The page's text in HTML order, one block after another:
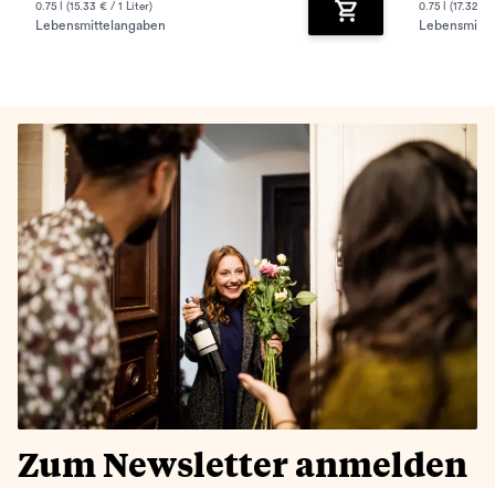
0.75 l (15.33 € / 1 Liter)
Lebensmittelangaben Zum Warenkorb
0.75 l (17.32 €
Zum Newsletter anmelden